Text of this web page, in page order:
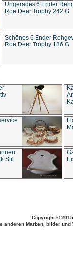
Ungerades 6 Ender
Roe Deer Trophy 242 G
Schönes 6 Ender
Roe Deer Trophy 186 G
Stil
Copyright ©
anderen Marken, bilder und